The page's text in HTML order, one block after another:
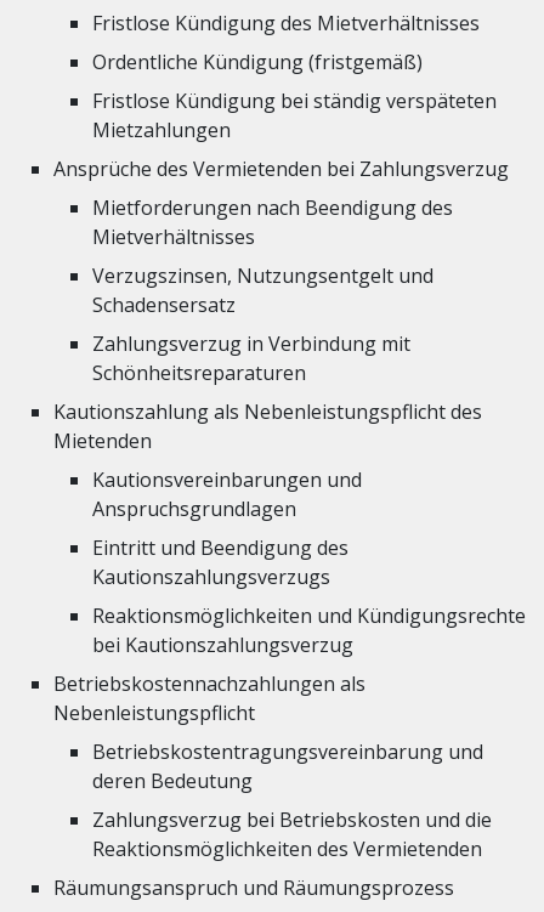
Fristlose Kündigung des Mietverhältnisses
Ordentliche Kündigung (fristgemäß)
Fristlose Kündigung bei ständig verspäteten
Mietzahlungen
Ansprüche des Vermietenden bei Zahlungsverzug
Mietforderungen nach Beendigung des
Mietverhältnisses
Verzugszinsen, Nutzungsentgelt und
Schadensersatz
Zahlungsverzug in Verbindung mit
Schönheitsreparaturen
Kautionszahlung als Nebenleistungspflicht des
Mietenden
Kautionsvereinbarungen und
Anspruchsgrundlagen
Eintritt und Beendigung des
Kautionszahlungsverzugs
Reaktionsmöglichkeiten und Kündigungsrechte
bei Kautionszahlungsverzug
Betriebskostennachzahlungen als
Nebenleistungspflicht
Betriebskostentragungsvereinbarung und
deren Bedeutung
Zahlungsverzug bei Betriebskosten und die
Reaktionsmöglichkeiten des Vermietenden
Räumungsanspruch und Räumungsprozess